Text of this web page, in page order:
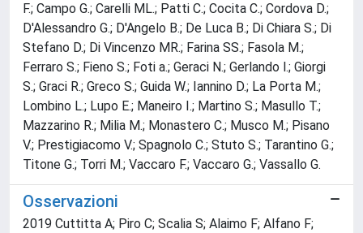
F.; Campo G.; Carelli ML.; Patti C.; Cocita C.; Cordova D.;
D'Alessandro G.; D'Angelo B.; De Luca B.; Di Chiara S.; Di
Stefano D.; Di Vincenzo MR.; Farina SS.; Fasola M.;
Ferraro S.; Fieno S.; Foti a.; Geraci N.; Gerlando l.; Giorgi
S.; Graci R.; Greco S.; Guida W.; Iannino D.; La Porta M.;
Lombino L.; Lupo E.; Maneiro I.; Martino S.; Masullo T.;
Mazzarino R.; Milia M.; Monastero C.; Musco M.; Pisano
V.; Prestigiacomo V.; Spagnolo C.; Stuto S.; Tarantino G.;
Titone G.; Torri M.; Vaccaro F.; Vaccaro G.; Vassallo G.
Osservazioni
2019 Cuttitta A; Piro C; Scalia S; Alaimo F; Alfano F;